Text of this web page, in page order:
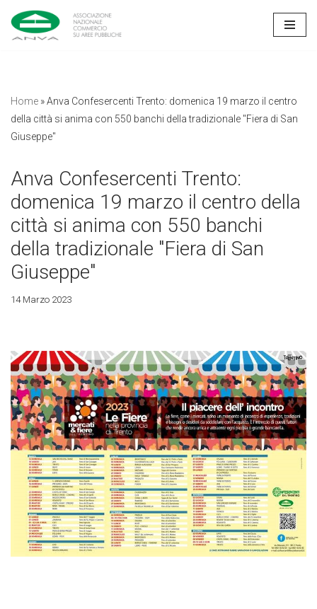
Vai
Home »Anva Confesercenti Trento: domenica 19 marzo il centro
della città si anima con 550 banchi della tradizionale "Fiera di San
Giuseppe"
Anva Confesercenti Trento:
domenica 19 marzo il centro della
città si anima con 550 banchi
della tradizionale "Fiera di San
Giuseppe"
14 Marzo 2023